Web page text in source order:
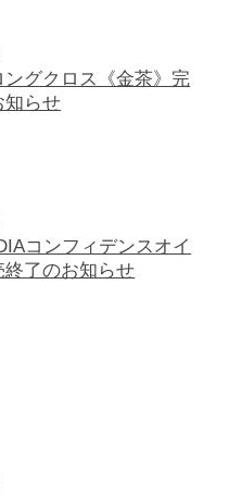
ングクロス《金茶》完
知らせ
コンフィデンスオイ
終了のお知らせ